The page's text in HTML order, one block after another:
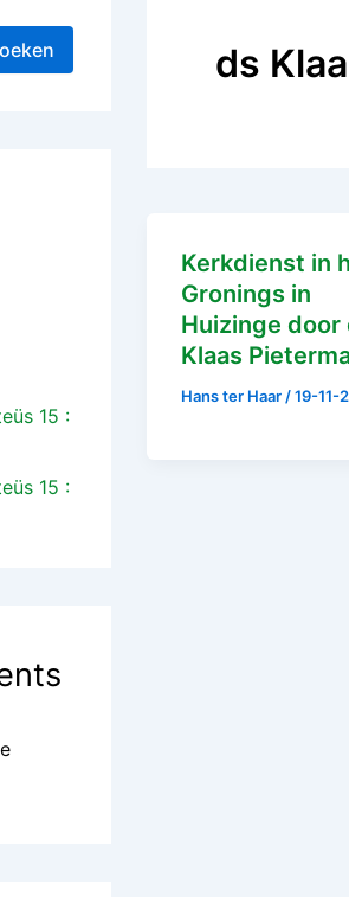
15 :
15 :
ds
Kerkdienst in
Gronings in
Huizinge door
Klaas
Hans ter Haar /19-11-